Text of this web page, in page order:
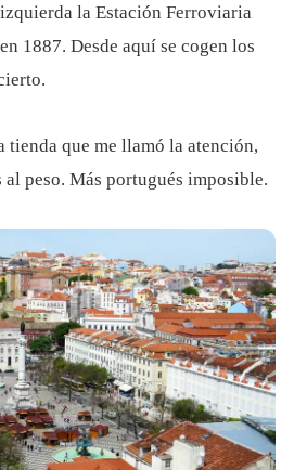
la Estación Ferroviaria
1887. Desde aquí se cogen los
tienda que me llamó la atención,
peso. Más portugués imposible.